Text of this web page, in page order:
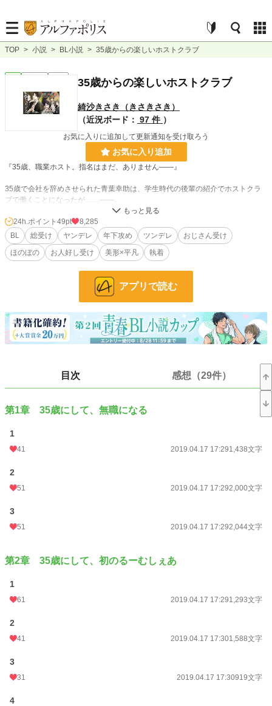
TOP > 小説 > BL小説 > 35歳からの楽しいホストクラブ
35歳からの楽しいホストクラブ
綺沙きさき（きさきさき）
（近況ボード： 97 件 ）
お気に入りに追加して更新通知を受け取ろう
お気に入り追加
『35歳、職業ホスト。指名はまだ、ありません――』
35歳で会社を辞めさせられた青葉幸助は、学生時代の後輩の紹介でホストクラ
ブで働くことになったが……――。
慣れないホスト業界や若者たちに戸惑いつつも、35歳のおじさんが新米ホスト
として奮闘する物語。
・売れっ子ホスト（22）×リストラされた元リーマン（35）
・のんびり平凡総受け
※本編では性描写はありません。
（総受けのため、番外編のパラレル設定で性描写ありの小話をのせる予定です）
小説 16,333 位 / 228,796 件
BL 3,916 位 / 31,418 件
24h.ポイント 49 pt
文字数 263,940
更新日時
初回公開日時
週間ポイント
年間ポイント
24h.ポイント 49pt
8,285
BL
総受け ヤンデレ 年下攻め ツンデレ
おじさん受け
ほのぼの
お人好し受け 美形×平凡 執着
アプリで読む
目次 感想（29件）
第1章 35歳にして、無職になる
1
41 2019.04.17 17:291,438文字
2
51 2019.04.17 17:292,000文字
3
51 2019.04.17 17:292,044文字
第2章 35歳にして、初のるーむしぇあ
1
61 2019.04.17 17:291,293文字
2
41 2019.04.17 17:301,588文字
3
31 2019.04.17 17:30919文字
4